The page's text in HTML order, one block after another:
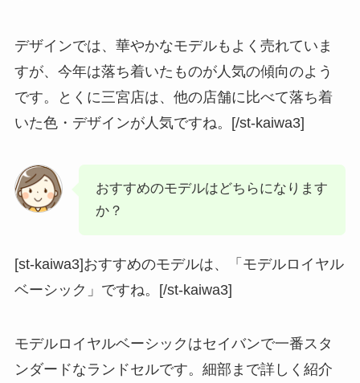
デザインでは、華やかなモデルもよく売れていま
すが、今年は落ち着いたものが人気の傾向のよう
です。とくに三宮店は、他の店舗に比べて落ち着
いた色・デザインが人気ですね。[/st-kaiwa3]
おすすめのモデルはどちらになります
か？
[st-kaiwa3]おすすめのモデルは、「モデルロイヤル
ベーシック」ですね。[/st-kaiwa3]
モデルロイヤルベーシックはセイバンで一番スタ
ンダードなランドセルです。細部まで詳しく紹介